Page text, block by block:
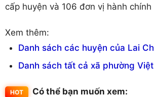
cấp huyện và 106 đơn vị hành
Xem thêm:
Danh sách các huyện của Lai
Danh sách tất cả xã phường
Có thể bạn muốn xem: